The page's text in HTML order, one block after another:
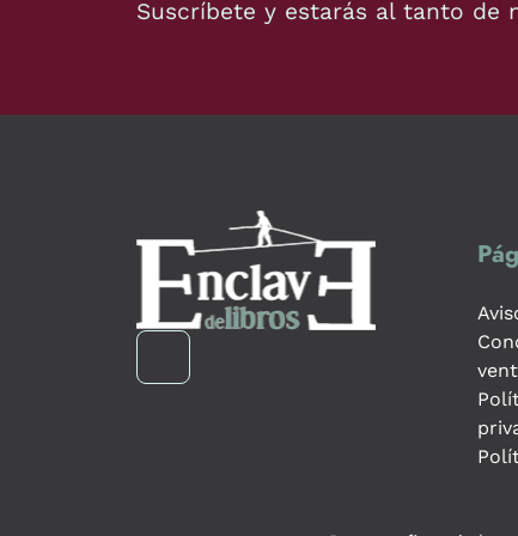
Suscríbete y estarás al tanto de